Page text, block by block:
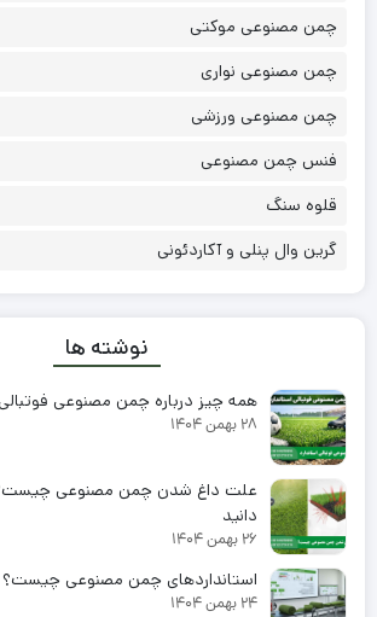
چمن مصنوعی موکتی
چمن مصنوعی نواری
چمن مصنوعی ورزشی
فنس چمن مصنوعی
قلوه سنگ
گرین وال پنلی و آکاردئونی
نوشته ها
همه چیز درباره چمن مصنوعی فوتبالی
۲۸ بهمن ۱۴۰۴
علت داغ شدن چمن مصنوعی
دانید
۲۶ بهمن ۱۴۰۴
استانداردهای چمن مصنوعی چیست؟
۲۴ بهمن ۱۴۰۴